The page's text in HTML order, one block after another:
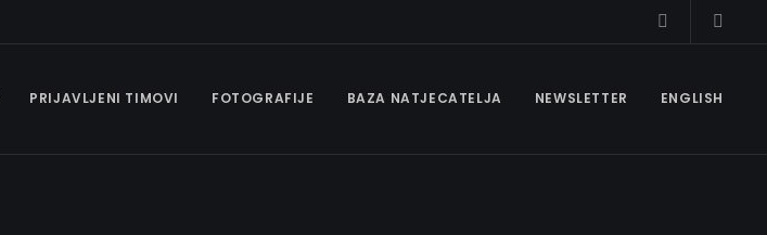
PRIJAVLJENI TIMOVI FOTOGRAFIJE BAZA NATJECATELJA NEWSLETTER ENGLISH